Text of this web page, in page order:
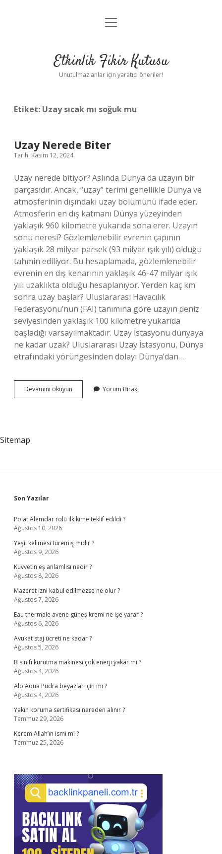
Anasayfa
Yasal Uyarı
menüyü
Etkinlik Fikir Kutusu
Unutulmaz anlar için yaratıcı öneriler!
Etiket: Uzay sıcak mı soğuk mu
Uzay Nerede Biter
Tarih: Kasım 12, 2024
Uzay nerede bitiyor? Aslında Dünya da uzayın bir
parçasıdır. Ancak, “uzay” terimi genellikle Dünya ve
atmosferinin dışındaki uzay bölümünü ifade eder.
Atmosferin en dış katmanı Dünya yüzeyinden
yaklaşık 960 kilometre yukarıda sona erer. Uzayın
sonu neresi? Gözlemlenebilir evrenin çapının
yaklaşık 28 milyar parsek (93 milyar ışık yılı) olduğu
tahmin ediliyor. Bu hesaplamada, gözlemlenebilir
evrenin en dış kenarının yaklaşık 46-47 milyar ışık
yılı uzaklıkta olduğu hesaplanıyor. Yerden kaç km
sonra uzay başlar? Uluslararası Havacılık
Federasyonu’nun (FAI) tanımına göre uzayın deniz
seviyesinden yaklaşık 100 kilometre yukarıda
başladığı varsayılmaktadır. Uzay İstasyonu dünyaya
ne kadar uzak? Uluslararası Uzay İstasyonu, Dünya
etrafındaki yörüngesinden dolayı Dünya’dan…
Devamını okuyun
Nerede
Yorum Bırak
Sitemap
Sidebar
Son Yazılar
Polat Alemdar rolü ilk kime teklif edildi ?
Ağustos 10, 2026
Yeşil kelimesi türemiş midir ?
Ağustos 9, 2026
Kuvvetin eş anlamlısı nedir ?
Ağustos 8, 2026
Mazeret izni kabul edilmezse ne olur ?
Ağustos 7, 2026
Eau thermale avene güneş kremi ne işe yarar ?
Ağustos 6, 2026
Avukat staj ücreti ne kadar ?
Ağustos 5, 2026
B sınıfı kurutma makinesi çok enerji yakar mı ?
Ağustos 4, 2026
Alo Aqua Pudra beyazlar için mi ?
Ağustos 4, 2026
Yakın koruma sertifikası nereden alınır ?
Temmuz 29, 2026
Kerem Allah’ın ismi mi ?
Temmuz 25, 2026